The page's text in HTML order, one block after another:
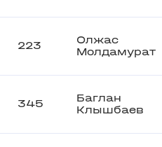
223
Олжас
Молдамурат
345
Баглан
Клышбаев